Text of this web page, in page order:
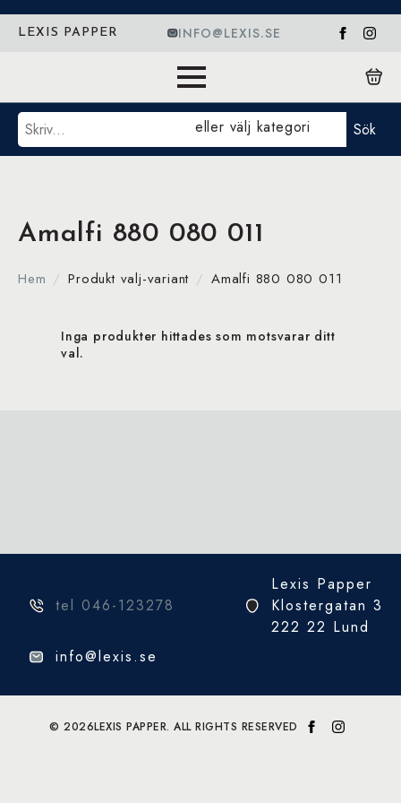
LEXIS PAPPER INFO@LEXIS.SE
Sök eller välj kategori Sök
Amalfi 880 080 011
Hem Produkt valj-variant Amalfi 880 080 011
Inga produkter hittades som motsvarar ditt
val.
tel 046-123278
Lexis Papper
Klostergatan 3
222 22 Lund
info@lexis.se
© 2026LEXIS PAPPER. ALL RIGHTS RESERVED